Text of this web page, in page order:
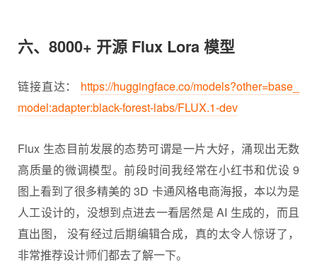
六、8000+ 开源 Flux Lora 模型
链接直达： https://huggingface.co/models?other=base_
model:adapter:black-forest-labs/FLUX.1-dev
Flux 生态目前发展的态势可谓是一片大好，涌现出无数
高质量的微调模型。前段时间我经常在小红书和优设 9
图上看到了很多精美的 3D 卡通风格电商海报，本以为是
人工设计的，没想到点进去一看居然是 AI 生成的，而且
直出图， 没有经过后期编辑合成，真的太令人惊讶了，
非常推荐设计师们都去了解一下。